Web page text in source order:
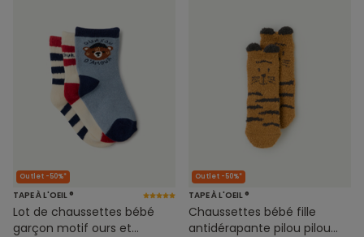
Outlet -50%*
TAPE À L'OEIL ®
Lot de chaussettes bébé
garçon motif ours et
Outlet -50%*
TAPE À L'OEIL ®
Chaussettes bébé fille
antidérapante pilou pilou